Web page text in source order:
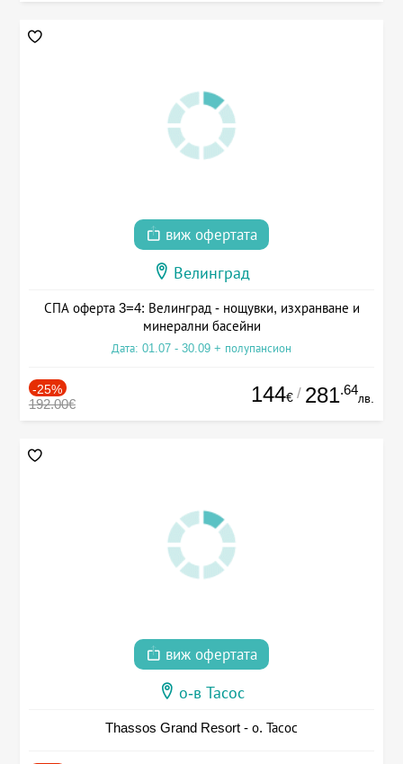
виж офертата
Велинград
СПА оферта 3=4: Велинград - нощувки, изхранване и
минерални басейни
Дата: 01.07 - 30.09 + полупансион
-25%
192.00€ 144€ / 281.64
лв.
виж офертата
о-в Тасос
Thassos Grand Resort - о. Тасос